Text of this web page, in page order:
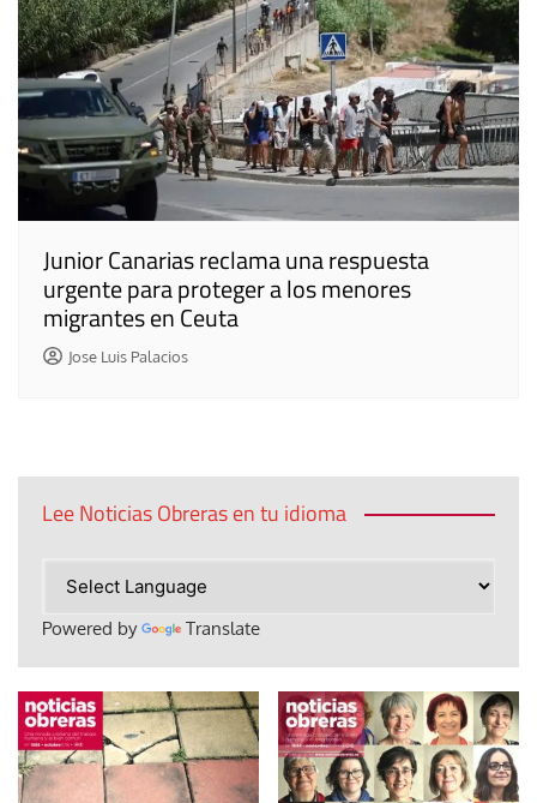
Junior Canarias reclama una respuesta
urgente para proteger a los menores
migrantes en Ceuta
Jose Luis Palacios
Lee Noticias Obreras en tu idioma
Powered by Translate